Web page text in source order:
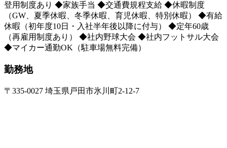
登用制度あり ◆家族手当 ◆交通費規程支給 ◆休暇制度
（GW、夏季休暇、冬季休暇、育児休暇、特別休暇） ◆有給
休暇（初年度10日・入社半年後以降に付与） ◆定年60歳
（再雇用制度あり） ◆社内野球大会 ◆社内フットサル大会
◆マイカー通勤OK（駐車場無料完備）
勤務地
〒335-0027 埼玉県戸田市氷川町2-12-7